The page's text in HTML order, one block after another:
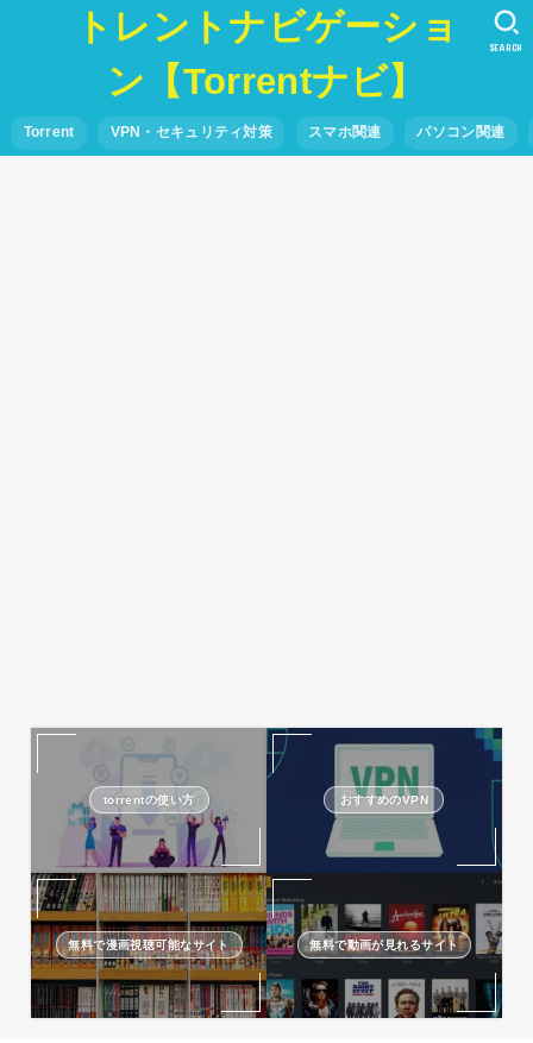
トレントナビゲーショ
ン【Torrentナビ】
Torrent VPN・セキュリティ対策 スマホ関連 パソコン関連
SEARCH
torrentの使い方 おすすめのVPN
無料で漫画視聴可能なサイト 無料で動画が見れるサイト